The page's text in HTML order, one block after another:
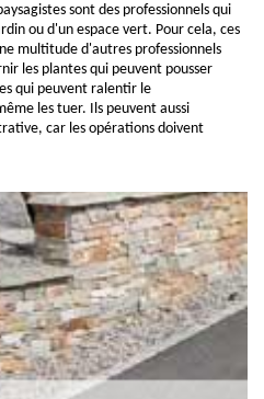
sont des professionnels qui
ou d'un espace vert. Pour cela, ces
multitude d'autres professionnels
les plantes qui peuvent pousser
qui peuvent ralentir le
les tuer. Ils peuvent aussi
car les opérations doivent